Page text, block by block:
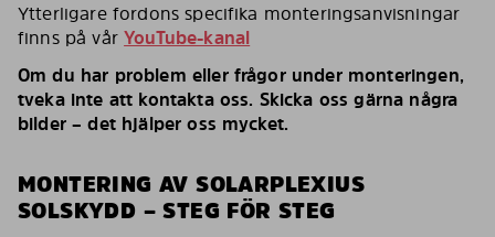
Ytterligare fordons specifika monteringsanvisningar
finns på vårYouTube-kanal
Om du har problem eller frågor under monteringen,
tveka inte att kontakta oss. Skicka oss gärna några
bilder – det hjälper oss mycket.
MONTERING AV SOLARPLEXIUS
SOLSKYDD – STEG FÖR STEG